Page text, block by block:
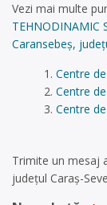
Vezi mai multe
TEHNODINAMIC
Caransebeș,
Centre
Centre
Centre
Trimite un mesaj
județul Caraș-